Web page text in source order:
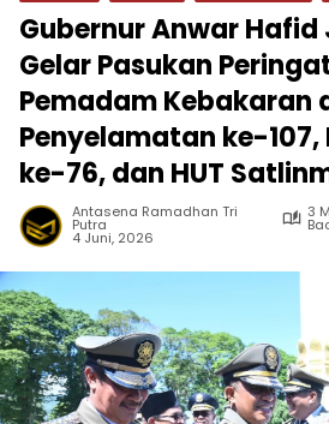
Gubernur Anwar Hafid
Gelar Pasukan
Pemadam Kebakaran
Penyelamatan ke-107,
ke-76, dan HUT
Antasena Ramadhan Tri
Putra
3
4 Juni, 2026